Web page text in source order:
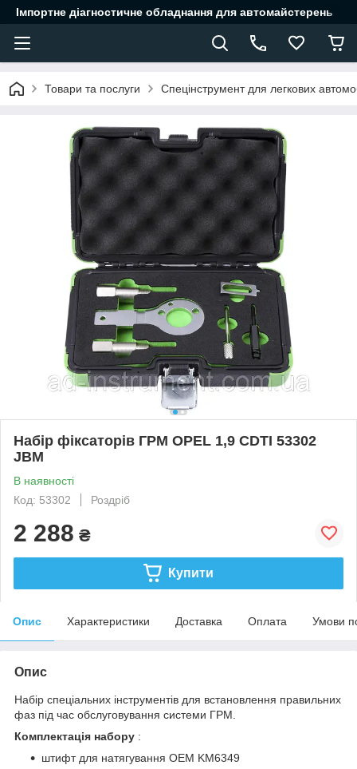
Імпортне діагностичне обладнання для автомайстерень
Товари та послуги Спецінструмент для легкових
Набір фіксаторів ГРМ OPEL 1,9 CDTI 53302
JBM
В наявності
Код: 53302
Роздріб
2 288 ₴
Купити
Опис Характеристики Доставка Оплата Умови
Опис
Набір спеціальних інструментів для встановлення правильних
фаз під час обслуговування системи ГРМ.
Комплектація набору :
штифт для натягування OEM KM6349